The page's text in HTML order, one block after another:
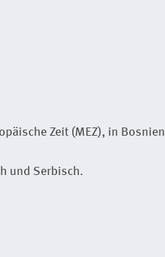
Zeit (MEZ), in
und Serbisch.